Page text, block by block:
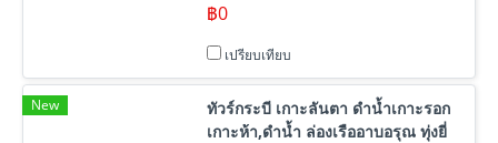
฿0
เปรียบเทียบ
New
ทัวร์กระบี เกาะลันตา ดำน้ำเกาะรอก
เกาะห้า,ดำน้ำ ล่องเรืออาบอรุณ ทุ่งยี่